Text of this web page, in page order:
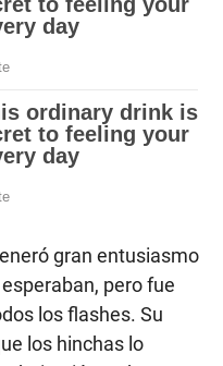
gran entusiasmo
pero fue
los flashes. Su
los hinchas lo